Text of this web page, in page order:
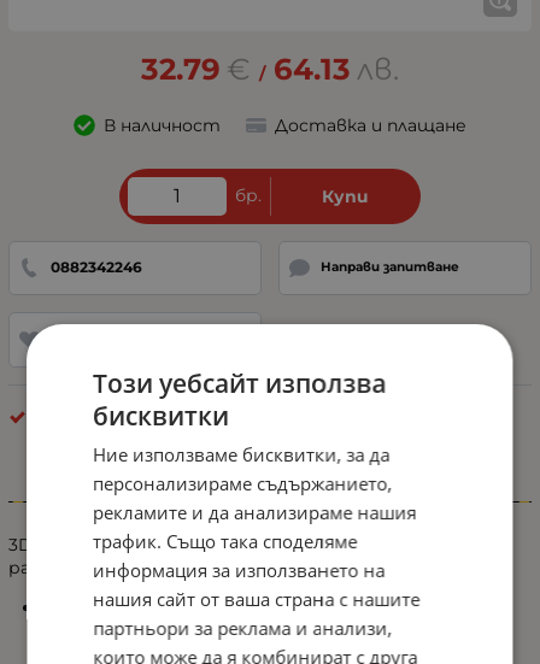
32.79 € / 64.13 лв.
В наличност Доставка и плащане
бр. Купи
0882342246 Направи запитване
Стелки
Информация
3D Гумени стелки за купе Erpassan - индивидуални за
различните модели автомобили.
Не излъчват неприятна миризма и предлагат
стилен и елегантен външен вид, който допълва
интериора на вашия автомобил.
Този уебсайт използва
бисквитки
Ние използваме бисквитки, за да
персонализираме съдържанието,
рекламите и да анализираме нашия
трафик. Също така споделяме
информация за използването на
нашия сайт от ваша страна с нашите
партньори за реклама и анализи,
които може да я комбинират с друга